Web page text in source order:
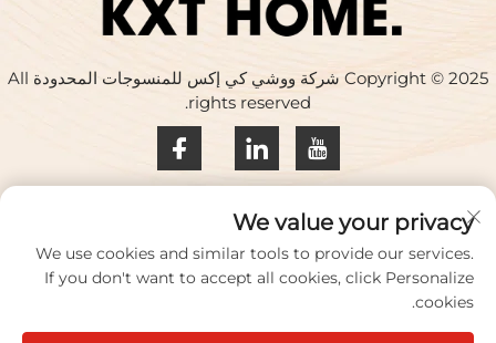
Copyright © 2025 شركة ووشي كي إكس للمنسوجات المحدودة All
rights reserved.
سياسة الخصوصية
اتصل بنا
مدينة ووشي، مقاطعة جيانغسو، الصين
We value your privacy
We use cookies and similar tools to provide our services.
If you don't want to accept all cookies, click Personalize
cookies.